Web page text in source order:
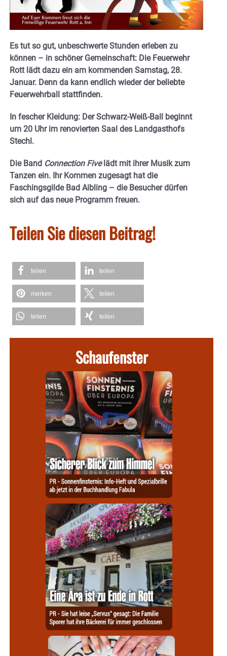
Es tut so gut, unbeschwerte Stunden erleben zu
können – in schöner Gemeinschaft: Die Feuerwehr
Rott lädt dazu ein am kommenden Samstag, 28.
Januar. Denn da kann endlich wieder der beliebte
Feuerwehrball stattfinden.
In fescher Kleidung: Der Schwarz-Weiß-Ball beginnt
um 20 Uhr im renovierten Saal des Landgasthofs
Stechl.
Die Band Connection Fivelädt mit ihrer Musik zum
Tanzen ein. Ihr Kommen zugesagt hat die
Faschingsgilde Bad Aibling – die Besucher dürfen
sich auf das neue Programm freuen.
Teilen Sie diesen Beitrag!
teilen teilen
merken teilen
teilen teilen
Schaufenster